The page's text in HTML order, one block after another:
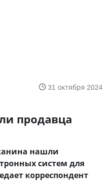
31 октября 2024
продавца
нашли
систем для
корреспондент